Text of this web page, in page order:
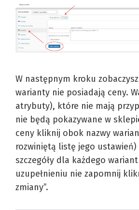
W następnym kroku
warianty nie posiadają ceny.
atrybuty), które nie mają
nie będą pokazywane w
ceny kliknij obok nazwy
rozwiniętą listę jego ustawień)
szczegóły dla każdego
uzupełnieniu nie zapomnij
zmiany”.